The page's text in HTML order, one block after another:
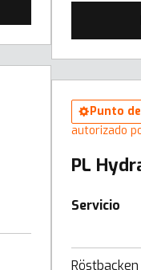
Punto
autorizado
PL
Servicio
Röstbacken